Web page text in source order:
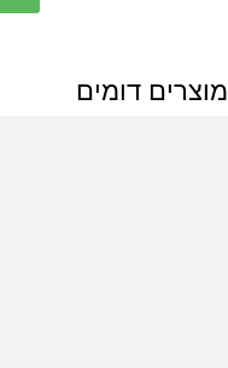
מוצרים דומים